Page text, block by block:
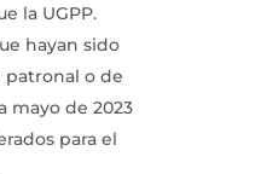
la UGPP.
hayan sido
patronal o de
mayo de 2023
para el